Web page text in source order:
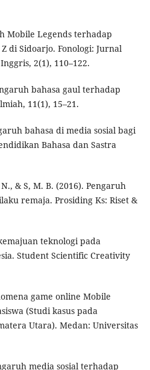
Mobile Legends terhadap
di Sidoarjo. Fonologi: Jurnal
2(1), 110–122.
bahasa gaul terhadap
11(1), 15–21.
bahasa di media sosial bagi
Bahasa dan Sastra
& S, M. B. (2016). Pengaruh
remaja. Prosiding Ks: Riset &
teknologi pada
Student Scientific Creativity
game online Mobile
(Studi kasus pada
Utara). Medan: Universitas
media sosial terhadap